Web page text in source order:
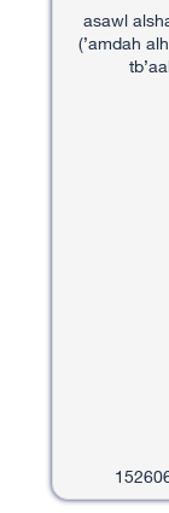
’asawl
(’amdah